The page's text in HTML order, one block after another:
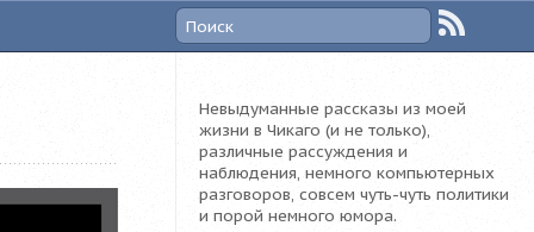
Невыдуманные рассказы из моей
жизни в Чикаго (и не только),
различные рассуждения и
наблюдения, немного компьютерных
разговоров, совсем чуть-чуть политики
и порой немного юмора.